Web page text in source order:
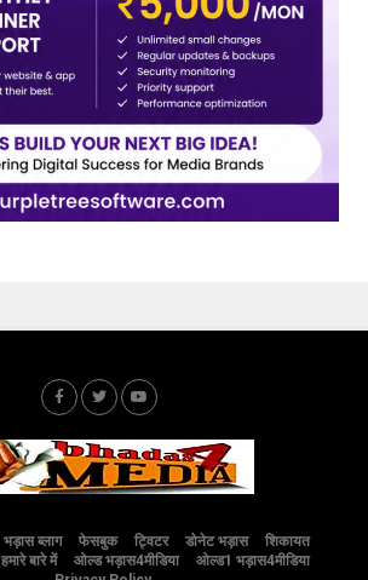
भड़ास ब्लाग फेसबुक ट्विटर डोनेट भड़ास
शिकायत
हमारे बारे में ओल्ड भड़ास4मीडिया
ओल्ड1 भड़ास4मीडिया